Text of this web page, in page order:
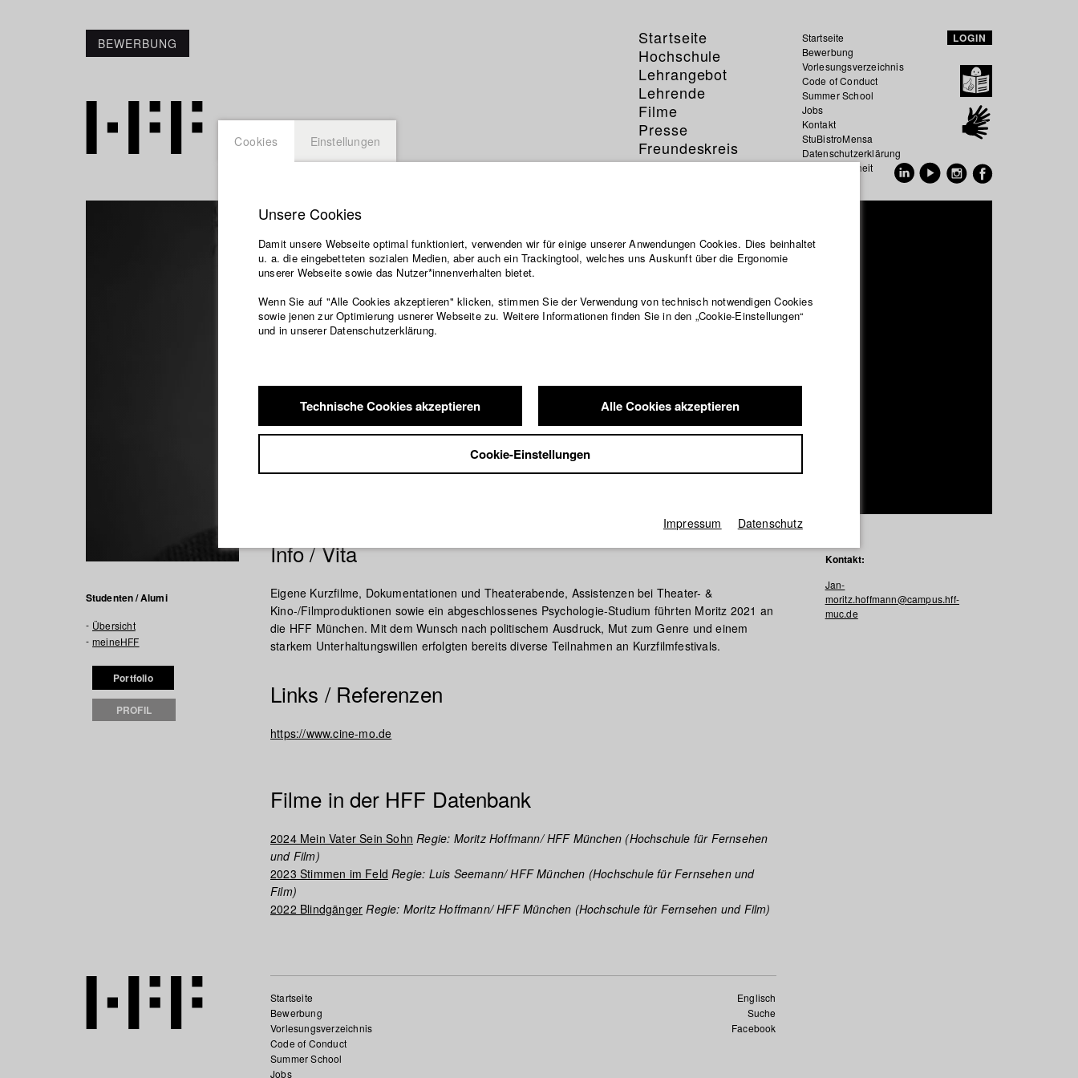
BEWERBUNG
Startseite
Hochschule
Lehrangebot
Lehrende
Filme
Presse
Freundeskreis
Service
Startseite
Bewerbung
Vorlesungsverzeichnis
Code of Conduct
Summer School
Jobs
Kontakt
StuBistroMensa
Datenschutzerklärung
Datensicherheit
LOGIN
Moritz Hoffmann
Jahrgang 2021
Studenten / Alumi
Übersicht
meineHFF
Portfolio
PROFIL
Info / Vita
Eigene Kurzfilme, Dokumentationen und Theaterabende, Assistenzen bei Theater- &
Kino-/Filmproduktionen sowie ein abgeschlossenes Psychologie-Studium führten Moritz 2021 an
die HFF München. Mit dem Wunsch nach politischem Ausdruck, Mut zum Genre und einem
starkem Unterhaltungswillen erfolgten bereits diverse Teilnahmen an Kurzfilmfestivals.
Links / Referenzen
https://www.cine-mo.de
Filme in der HFF Datenbank
2024 Mein Vater Sein Sohn Regie: Moritz Hoffmann/ HFF München (Hochschule für Fernsehen
und Film)
2023 Stimmen im Feld Regie: Luis Seemann/ HFF München (Hochschule für Fernsehen und
Film)
2022 Blindgänger Regie: Moritz Hoffmann/ HFF München (Hochschule für Fernsehen und Film)
Kontakt:
Jan-
moritz.hoffmann@campus.hff-
muc.de
Englisch
Suche
Facebook
Startseite
Bewerbung
Vorlesungsverzeichnis
Code of Conduct
Summer School
Jobs
Cookies Einstellungen
Unsere Cookies
Damit unsere Webseite optimal funktioniert, verwenden wir für einige unserer Anwendungen Cookies. Dies beinhaltet
u. a. die eingebetteten sozialen Medien, aber auch ein Trackingtool, welches uns Auskunft über die Ergonomie
unserer Webseite sowie das Nutzer*innenverhalten bietet.
Wenn Sie auf "Alle Cookies akzeptieren" klicken, stimmen Sie der Verwendung von technisch notwendigen Cookies
sowie jenen zur Optimierung usnerer Webseite zu. Weitere Informationen finden Sie in den „Cookie-Einstellungen“
und in unserer Datenschutzerklärung.
Technische Cookies akzeptieren Alle Cookies akzeptieren
Cookie-Einstellungen
Impressum Datenschutz